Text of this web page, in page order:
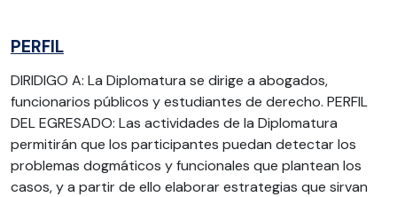
PERFIL
DIRIDIGO A: La Diplomatura se dirige a abogados,
funcionarios públicos y estudiantes de derecho. PERFIL
DEL EGRESADO: Las actividades de la Diplomatura
permitirán que los participantes puedan detectar los
problemas dogmáticos y funcionales que plantean los
casos, y a partir de ello elaborar estrategias que sirvan